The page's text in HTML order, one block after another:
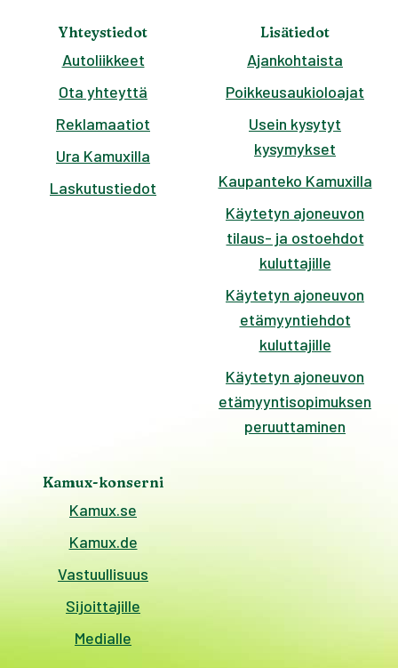
Yhteystiedot
Autoliikkeet
Ota yhteyttä
Reklamaatiot
Ura Kamuxilla
Laskutustiedot
Lisätiedot
Ajankohtaista
Poikkeusaukioloajat
Usein kysytyt
kysymykset
Kaupanteko Kamuxilla
Käytetyn ajoneuvon
tilaus- ja ostoehdot
kuluttajille
Käytetyn ajoneuvon
etämyyntiehdot
kuluttajille
Käytetyn ajoneuvon
etämyyntisopimuksen
peruuttaminen
Kamux-konserni
Kamux.se
Kamux.de
Vastuullisuus
Sijoittajille
Medialle